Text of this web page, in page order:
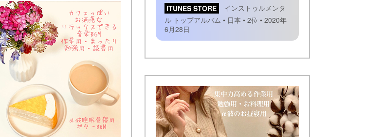
ITUNES STORE
インストゥルメンタ
ル トップアルバム • 日本 • 2位 • 2020年
6月28日